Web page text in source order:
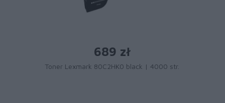
689 zł
Toner Lexmark 80C2HK0 black | 4000 str.